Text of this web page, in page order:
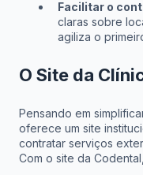
Facilitar o
claras sobre
agiliza o
O Site da
Pensando em
oferece um site
contratar serviços
Com o site da